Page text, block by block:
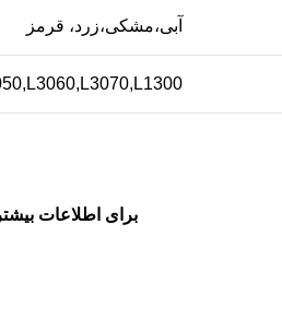
آبی،مشکی،زرد، قرمز
برای اطلاعات